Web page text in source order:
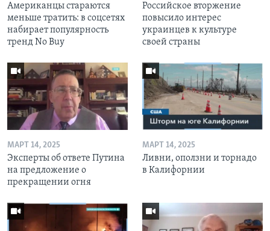
Американцы стараются
меньше тратить: в соцсетях
набирает популярность
тренд No Buy
Российское вторжение
повысило интерес
украинцев к культуре
своей страны
МАРТ 14, 2025
Эксперты об ответе Путина
на предложение о
прекращении огня
МАРТ 14, 2025
Ливни, оползни и торнадо
в Калифорнии